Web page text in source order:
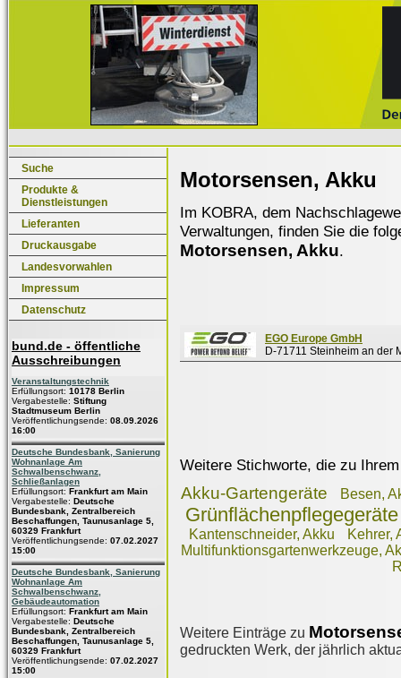
Suche
Produkte &
Dienstleistungen
Lieferanten
Druckausgabe
Landesvorwahlen
Impressum
Datenschutz
bund.de - öffentliche
Ausschreibungen
Veranstaltungstechnik
Erfüllungsort: 10178 Berlin
Vergabestelle: Stiftung
Stadtmuseum Berlin
Veröffentlichungsende: 08.09.2026
16:00
Deutsche Bundesbank, Sanierung
Wohnanlage Am
Schwalbenschwanz,
Schließanlagen
Erfüllungsort: Frankfurt am Main
Vergabestelle: Deutsche
Bundesbank, Zentralbereich
Beschaffungen, Taunusanlage 5,
60329 Frankfurt
Veröffentlichungsende: 07.02.2027
15:00
Deutsche Bundesbank, Sanierung
Wohnanlage Am
Schwalbenschwanz,
Gebäudeautomation
Erfüllungsort: Frankfurt am Main
Vergabestelle: Deutsche
Bundesbank, Zentralbereich
Beschaffungen, Taunusanlage 5,
60329 Frankfurt
Veröffentlichungsende: 07.02.2027
15:00
Motorsensen, Akku
Im KOBRA, dem
Verwaltungen, finden Sie die
Motorsensen, Akku.
EGO Europe GmbH
D-71711 Steinheim an der
Weitere Stichworte, die zu
Akku-Gartengeräte Besen,
Grünflächenpflegegeräte
Kantenschneider, Akku
Kehrer,
Multifunktionsgartenwerkzeuge,
Weitere Einträge zu
gedruckten Werk, der jährlich